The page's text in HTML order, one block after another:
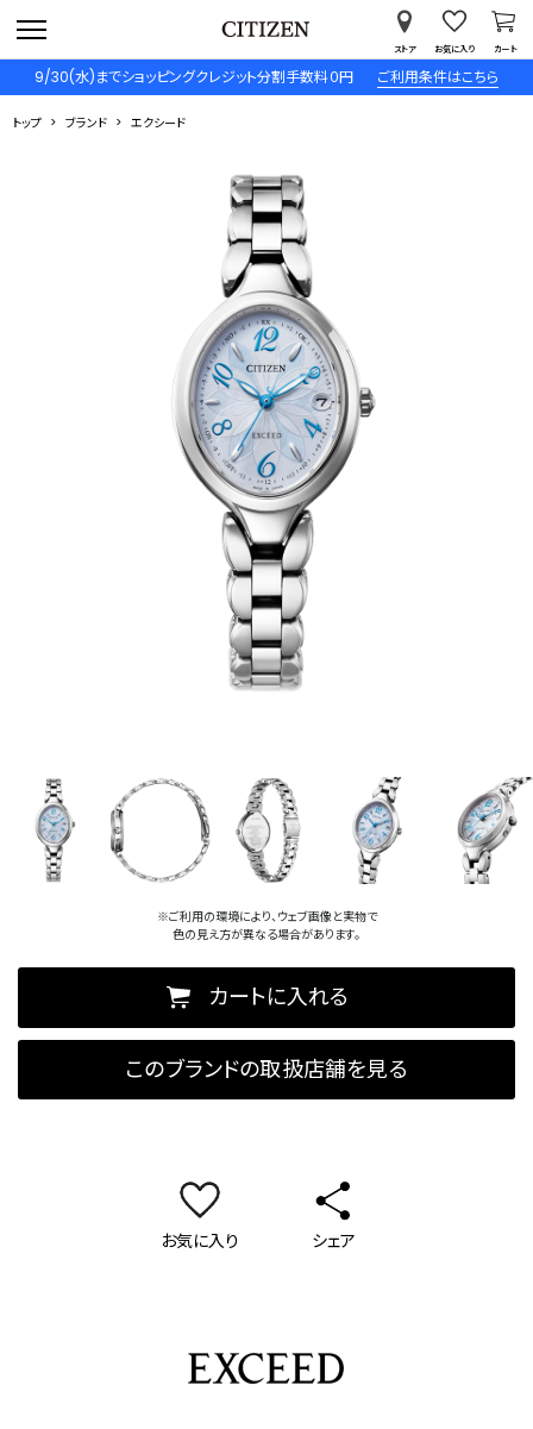
9/30(水)までショッピングクレジット分割手数料０円 ご利用条件はこちら
ストア お気に入り カート
トップ ブランド エクシード
※ご利用の環境により、ウェブ画像と実物で
色の見え方が異なる場合があります。
カートに入れる
このブランドの取扱店舗を見る
お気に入り シェア